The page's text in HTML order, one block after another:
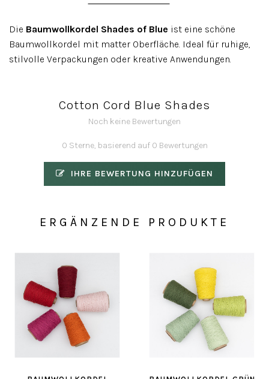
Die Baumwollkordel Shades of Blue ist eine schöne
Baumwollkordel mit matter Oberfläche. Ideal für ruhige,
stilvolle Verpackungen oder kreative Anwendungen.
Cotton Cord Blue Shades
Noch keine Bewertungen
0 Sterne, basierend auf 0 Bewertungen
IHRE BEWERTUNG HINZUFÜGEN
ERGÄNZENDE PRODUKTE